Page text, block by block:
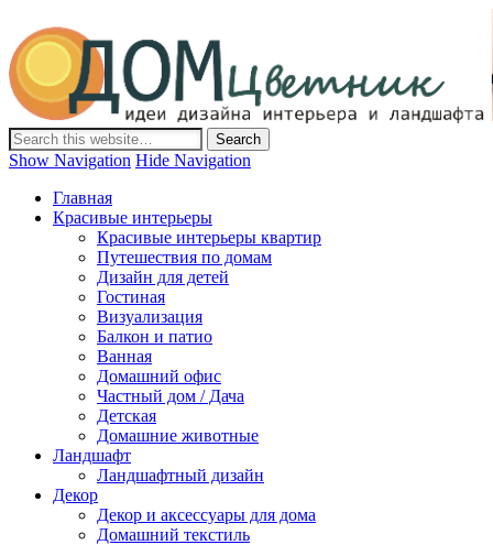
Дом-Цветник
Дизайн интерьера и ландшафта, декор и обустройство дома.
Идеи со всего мира.
Show Navigation Hide Navigation
Главная
Красивые интерьеры
Красивые интерьеры квартир
Путешествия по домам
Дизайн для детей
Гостиная
Визуализация
Балкон и патио
Ванная
Домашний офис
Частный дом / Дача
Детская
Домашние животные
Ландшафт
Ландшафтный дизайн
Декор
Декор и аксессуары для дома
Домашний текстиль